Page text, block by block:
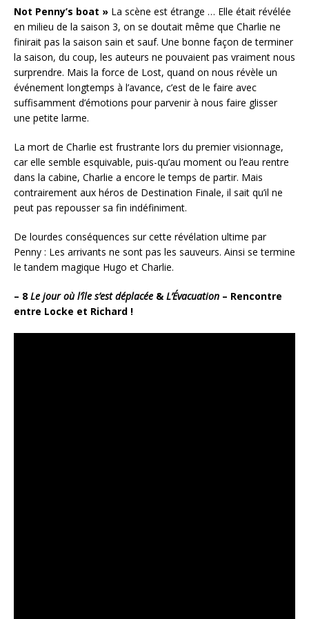
Not Penny’s boat » La scène est étrange … Elle était révélée
en milieu de la saison 3, on se doutait même que Charlie ne
finirait pas la saison sain et sauf. Une bonne façon de terminer
la saison, du coup, les auteurs ne pouvaient pas vraiment nous
surprendre. Mais la force de Lost, quand on nous révèle un
événement longtemps à l’avance, c’est de le faire avec
suffisamment d’émotions pour parvenir à nous faire glisser
une petite larme.
La mort de Charlie est frustrante lors du premier visionnage,
car elle semble esquivable, puis-qu’au moment ou l’eau rentre
dans la cabine, Charlie a encore le temps de partir. Mais
contrairement aux héros de Destination Finale, il sait qu’il ne
peut pas repousser sa fin indéfiniment.
De lourdes conséquences sur cette révélation ultime par
Penny : Les arrivants ne sont pas les sauveurs. Ainsi se termine
le tandem magique Hugo et Charlie.
– 8 Le jour où l’île s’est déplacée & L’Évacuation – Rencontre
entre Locke et Richard !